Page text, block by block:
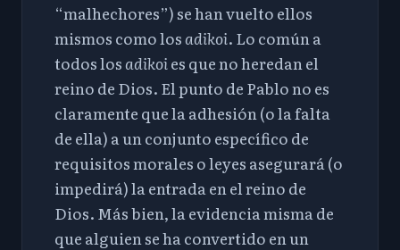
“malhechores”) se han vuelto ellos
mismos como losadikoi. Lo común a
todos losadikoies que no heredan el
reino de Dios. El punto de Pablo no es
claramente que la adhesión (o la falta
de ella) a un conjunto específico de
requisitos morales o leyes asegurará (o
impedirá) la entrada en el reino de
Dios. Más bien, la evidencia misma de
que alguien se ha convertido en un